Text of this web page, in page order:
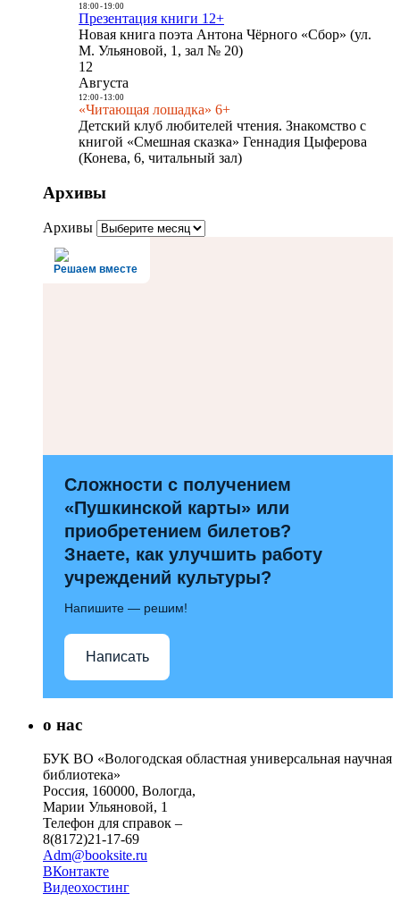
18:00- 19:00
Презентация книги 12+
Новая книга поэта Антона Чёрного «Сбор» (ул.
М. Ульяновой, 1, зал № 20)
12
Августа
12:00- 13:00
«Читающая лошадка» 6+
Детский клуб любителей чтения. Знакомство с
книгой «Смешная сказка» Геннадия Цыферова
(Конева, 6, читальный зал)
Архивы
Архивы
Решаем вместе
Сложности с получением
«Пушкинской карты» или
приобретением билетов?
Знаете, как улучшить работу
учреждений культуры?
Напишите — решим!
Написать
о нас
БУК ВО «Вологодская областная универсальная научная
библиотека»
Россия, 160000, Вологда,
Марии Ульяновой, 1
Телефон для справок –
8(8172)21-17-69
Adm@booksite.ru
ВКонтакте
Видеохостинг